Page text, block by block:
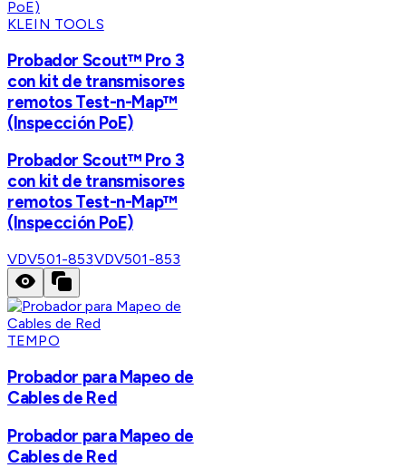
KLEIN TOOLS
Probador Scout™ Pro 3
con kit de transmisores
remotos Test-n-Map™
(Inspección PoE)
Probador Scout™ Pro 3
con kit de transmisores
remotos Test-n-Map™
(Inspección PoE)
VDV501-853VDV501-853
TEMPO
Probador para Mapeo de
Cables de Red
Probador para Mapeo de
Cables de Red